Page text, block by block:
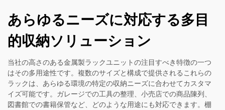
あらゆるニーズに対応する多目
的収納ソリューション
当社の高さのある金属製ラックユニットの注目すべき特徴の一つ
はその多用途性です。複数のサイズと構成で提供されるこれらの
ラックは、あらゆる環境の特定の収納ニーズに合わせてカスタマ
イズ可能です。ガレージでの工具の整理、小売店での商品陳列、
図書館での書籍保管など、どのような用途にも対応できます。棚